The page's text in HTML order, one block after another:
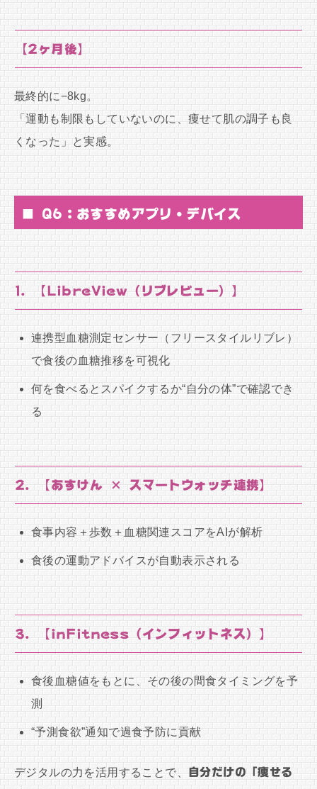
【2ヶ月後】
最終的に−8kg。
「運動も制限もしていないのに、痩せて肌の調子も良
くなった」と実感。
■ Q6：おすすめアプリ・デバイス
1. 【LibreView（リブレビュー）】
連携型血糖測定センサー（フリースタイルリブレ）
で食後の血糖推移を可視化
何を食べるとスパイクするか“自分の体”で確認でき
る
2. 【あすけん × スマートウォッチ連携】
食事内容＋歩数＋血糖関連スコアをAIが解析
食後の運動アドバイスが自動表示される
3. 【inFitness（インフィットネス）】
食後血糖値をもとに、その後の間食タイミングを予
測
“予測食欲”通知で過食予防に貢献
デジタルの力を活用することで、 自分だけの「痩せる